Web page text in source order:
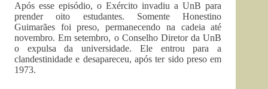
Após esse episódio, o Exército invadiu a UnB para
prender oito estudantes. Somente Honestino
Guimarães foi preso, permanecendo na cadeia até
novembro. Em setembro, o Conselho Diretor da UnB
o expulsa da universidade. Ele entrou para a
clandestinidade e desapareceu, após ter sido preso em
1973.